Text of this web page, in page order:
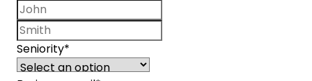
Seniority*